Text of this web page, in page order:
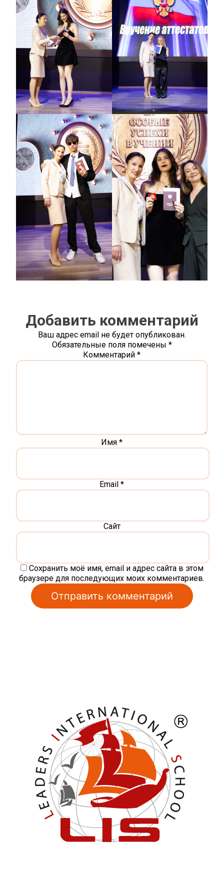
Добавить комментарий
Ваш адрес email не будет опубликован.
Обязательные поля помечены *
Комментарий*
Имя*
Email*
Сайт
Сохранить моё имя, email и адрес сайта в этом
браузере для последующих моих комментариев.